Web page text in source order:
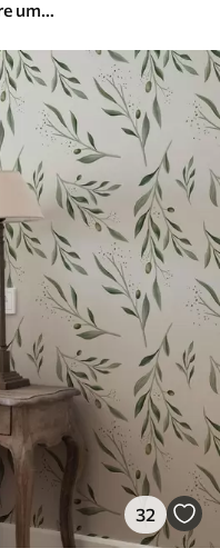
Frutos de romã, pêras e flores sobre um fundo verde claro
32